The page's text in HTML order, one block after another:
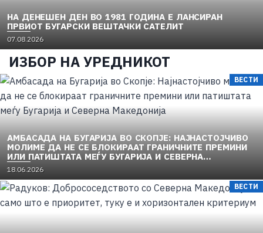
НА ДЕНЕШЕН ДЕН ВО 1981 ГОДИНА Е ЛАНСИРАН
ПРВИОТ БУГАРСКИ ВЕШТАЧКИ САТЕЛИТ
P
o
t
e
d
07.08.2026
ИЗБОР НА УРЕДНИКОТ
ВЕСТИ
АМБАСАДА НА БУГАРИЈА ВО СКОПЈЕ: НАЈНАСТОЈЧИВО
МОЛИМЕ ДА НЕ СЕ БЛОКИРААТ ГРАНИЧНИТЕ ПРЕМИНИ
ИЛИ ПАТИШТАТА МЕЃУ БУГАРИЈА И СЕВЕРНА
МАКЕДОНИЈА
P
o
s
t
18.06.2026
ВЕСТИ